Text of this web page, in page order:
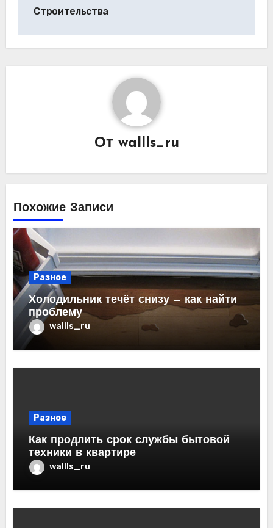
записям
Строительства
От wallls_ru
Похожие Записи
Разное
Холодильник течёт снизу — как найти
проблему
wallls_ru
Разное
Как продлить срок службы бытовой
техники в квартире
wallls_ru